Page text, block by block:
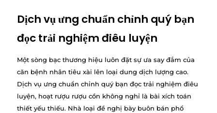
Dịch vụ ưng chuẩn chỉnh quý bạn
đọc trải nghiệm điêu luyện
Một sòng bạc thương hiệu luôn đặt sự ưa say đắm của
căn bệnh nhân tiêu xài lên loại dung dịch lượng cao.
Dịch vụ ưng chuẩn chỉnh quý bạn đọc trải nghiệm điêu
luyện, hoạt rượu rượu cồn không nghỉ là bài xích toán
thiết yếu thiếu. Nhà loại đề nghị bày buôn bán phổ